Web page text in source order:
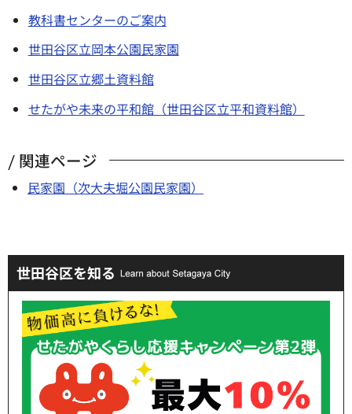
教科書センターのご案内
世田谷区立岡本公園民家園
世田谷区立郷土資料館
せたがや未来の平和館（世田谷区立平和資料館）
関連ページ
民家園（次大夫堀公園民家園）
世田谷区を知る